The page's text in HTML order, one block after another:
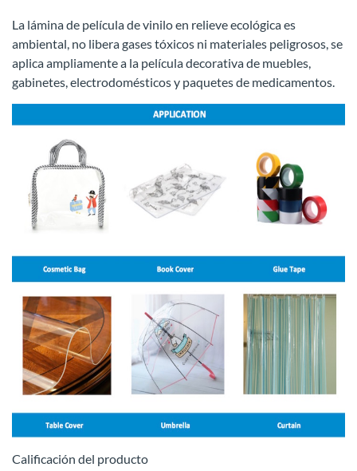
La lámina de película de vinilo en relieve ecológica es
ambiental, no libera gases tóxicos ni materiales peligrosos, se
aplica ampliamente a la película decorativa de muebles,
gabinetes, electrodomésticos y paquetes de medicamentos.
Calificación del producto